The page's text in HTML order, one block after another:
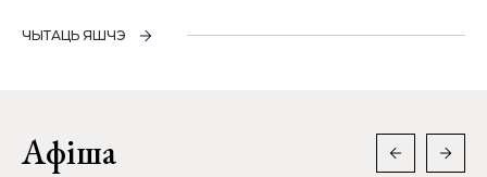
ЧЫТАЦЬ ЯШЧЭ
Афіша